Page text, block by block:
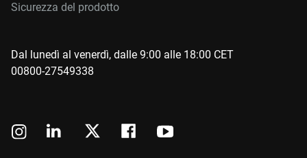
Sicurezza del prodotto
Dal lunedì al venerdì, dalle 9:00 alle 18:00 CET
00800-27549338